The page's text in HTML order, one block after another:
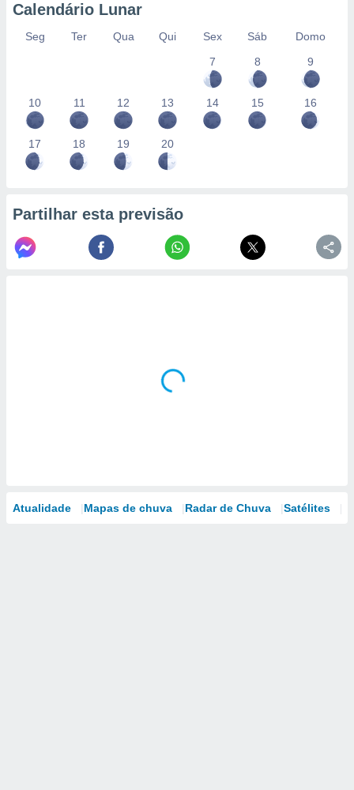
Calendário Lunar
Seg Ter Qua Qui Sex Sáb
Domo
7
8 9
10 11 12 13 14 15 16
17 18 19 20
Partilhar esta previsão
Atualidade Mapas de chuva Radar de Chuva Satélites